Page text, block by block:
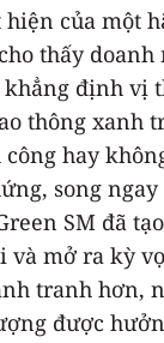
của một
thấy
định vị
thông xanh
hay
song
SM đã
và mở ra kỳ
tranh hơn,
được